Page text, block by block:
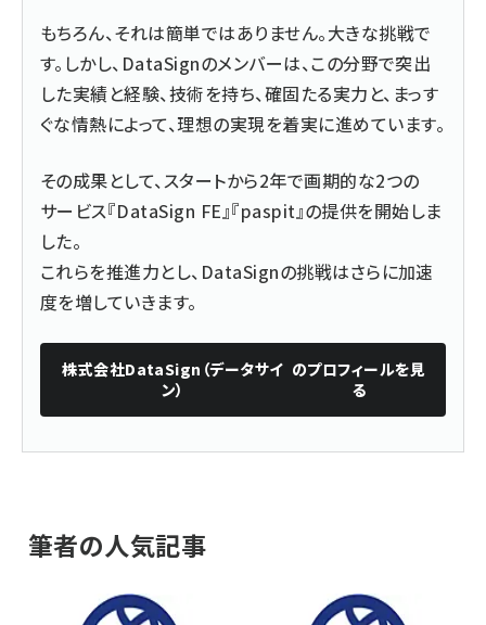
もちろん、それは簡単ではありません。大きな挑戦で
す。しかし、DataSignのメンバーは、この分野で突出
した実績と経験、技術を持ち、確固たる実力と、まっす
ぐな情熱によって、理想の実現を着実に進めています。
その成果として、スタートから2年で画期的な2つの
サービス『DataSign FE』『paspit』の提供を開始しま
した。
これらを推進力とし、DataSignの挑戦はさらに加速
度を増していきます。
株式会社DataSign（データサイ
ン）
のプロフィールを見
る
筆者の人気記事